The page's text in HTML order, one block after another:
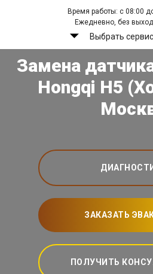
Время работы: с 08:00
Ежедневно, без
Выбрать сервис
Замена
Hongqi H5
ЗАКАЗАТЬ
ПОЛУЧИТЬ